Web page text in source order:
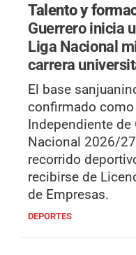
Talento y
Guerrero inicia
Liga Nacional
carrera
El base
confirmado como
Independiente de
Nacional 2026/
recorrido
recibirse de
de Empresas.
DEPORTES